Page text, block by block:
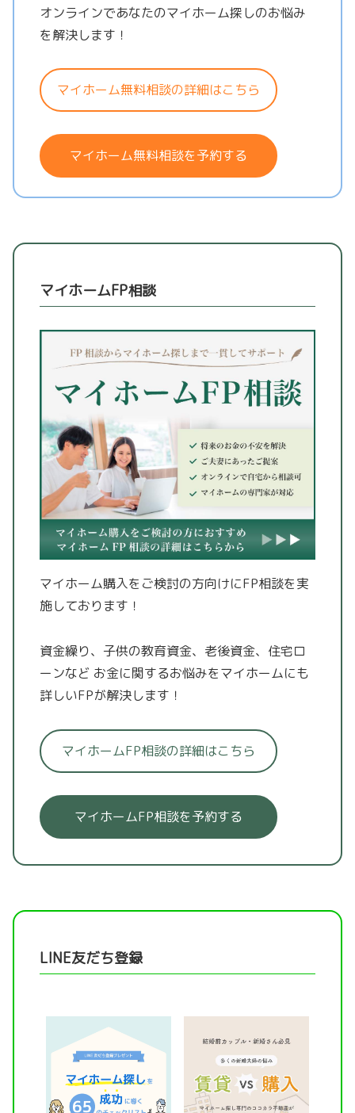
オンラインであなたのマイホーム探しのお悩み
を解決します！
マイホーム無料相談の詳細はこちら
マイホーム無料相談を予約する
マイホームFP相談
マイホーム購入をご検討の方向けにFP相談を実
施しております！
資金繰り、子供の教育資金、老後資金、住宅ロ
ーンなど お金に関するお悩みをマイホームにも
詳しいFPが解決します！
マイホームFP相談の詳細はこちら
マイホームFP相談を予約する
LINE友だち登録